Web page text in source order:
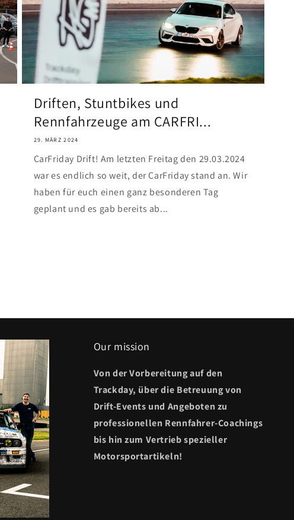
Driften, Stuntbikes und
Rennfahrzeuge am CARFRI...
29. MÄRZ 2024
CarFriday Drift! Am letzten Freitag den 29.03.2024
war es endlich so weit, der CarFriday stand an. Wir
haben für euch einen ganz besonderen Tag
geplant und es gab bereits ab...
Our mission
Von der Vorbereitung auf den
Trackday, über die Betreuung von
Drift-Events und Angeboten zu
professionellen Rennfahrer-Coachings
bis hin zum Vertrieb spezieller
Motorsportartikeln!